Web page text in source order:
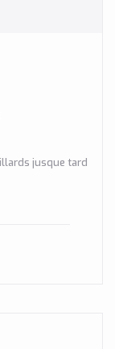
jusque tard